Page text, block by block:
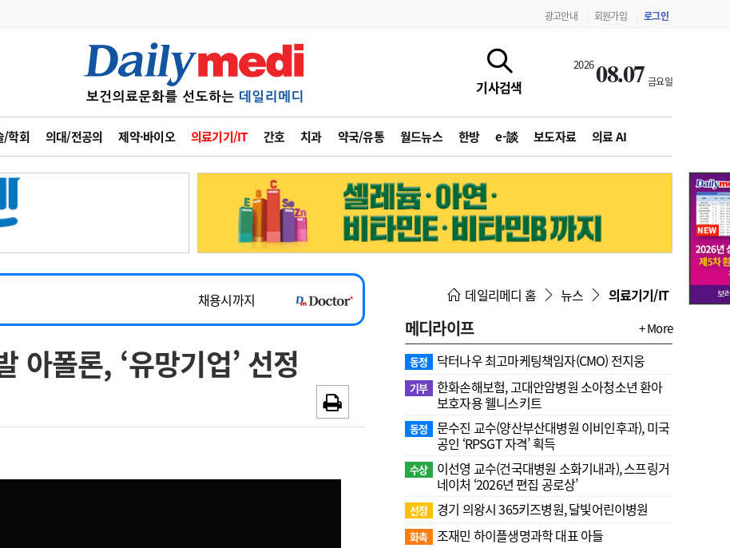
광고안내 회원가입 로그인
기사검색
202608.07 금요일
/학회 의대/전공의 제약·바이오 의료기기/IT 간호 치과 약국/유통 월드뉴스 한방 e-談 보도자료 의료 AI
계
6
관리급여 실시
지필공 지원책
수련환경 개선
의과대학 입시
사고
수첩
정책/통계 공시 지침·기준·평가 약제급여 심사 결과
광고안내
~2026-08-31
채용시까지
채용시까지
~2026-08-15
~2026-08-31
아폴론, ‘유망기업’ 선정
데일리메디 홈 뉴스 의료기기/IT
메디라이프 + More
동정 닥터나우 최고마케팅책임자(CMO) 전지웅
기부 한화손해보험, 고대안암병원 소아청소년 환아
보호자용 웰니스키트
동정
문수진 교수( 양산부산대병원 이비인후과), 미국
공인 ‘RPSGT 자격’ 획득
수상
이선영 교수(건국대병원 소화기내과), 스프링거
네이처 ‘2026년 편집 공로상’
선정 경기 의왕시 365키즈병원, 달빛어린이병원
화촉 조재민 하이플생명과학 대표 아들